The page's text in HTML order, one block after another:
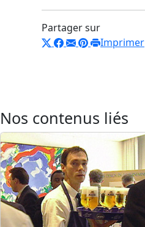
Partager sur
Imprimer
Nos contenus liés